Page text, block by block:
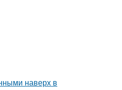
наверх в